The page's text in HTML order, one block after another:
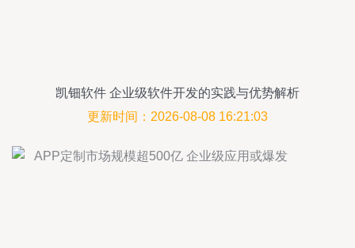
凯钿软件 企业级软件开发的实践与优势解析
更新时间：2026-08-08 16:21:03